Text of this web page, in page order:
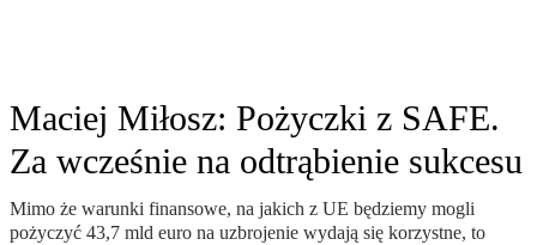
Maciej Miłosz: Pożyczki z SAFE.
Za wcześnie na odtrąbienie sukcesu
Mimo że warunki finansowe, na jakich z UE będziemy mogli
pożyczyć 43,7 mld euro na uzbrojenie wydają się korzystne, to